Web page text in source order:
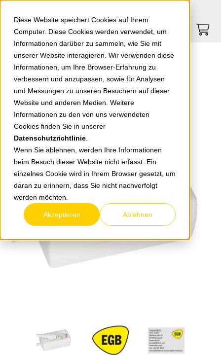
Diese Website speichert Cookies auf Ihrem
Computer. Diese Cookies werden verwendet, um
Informationen darüber zu sammeln, wie Sie mit
unserer Website interagieren. Wir verwenden diese
Informationen, um Ihre Browser-Erfahrung zu
verbessern und anzupassen, sowie für Analysen
und Messungen zu unseren Besuchern auf dieser
Website und anderen Medien. Weitere
Informationen zu den von uns verwendeten
Cookies finden Sie in unserer
Datenschutzrichtlinie
Wenn Sie ablehnen, werden Ihre Informationen
beim Besuch dieser Website nicht erfasst. Ein
einzelnes Cookie wird in Ihrem Browser gesetzt, um
daran zu erinnern, dass Sie nicht nachverfolgt
werden möchten.
Akzeptieren Ablehnen
Springe zu Hauptinhalt Springe zum Footer
0
EGB 2-fach Tischdose 3x1,5 weiß 3m
zurück zur Übersicht